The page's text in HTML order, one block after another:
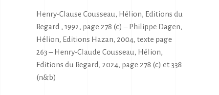
Henry-Clause Cousseau, Hélion, Editions du
Regard , 1992, page 278 (c) – Philippe Dagen,
Hélion, Editions Hazan, 2004, texte page
263 – Henry-Claude Cousseau, Hélion,
Editions du Regard, 2024, page 278 (c) et 338
(n&b)